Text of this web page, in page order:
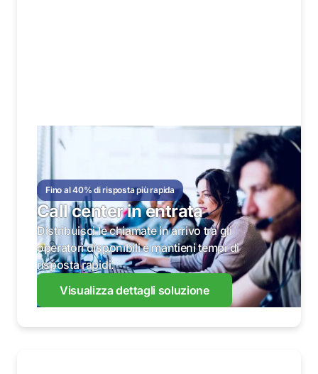
Fino al 40% di risposta più rapida
Call center in entrata
Distribuisci le chiamate in arrivo tra gli
operatori disponibili e mantieni tempi di
risposta rapidi.
Visualizza dettagli soluzione